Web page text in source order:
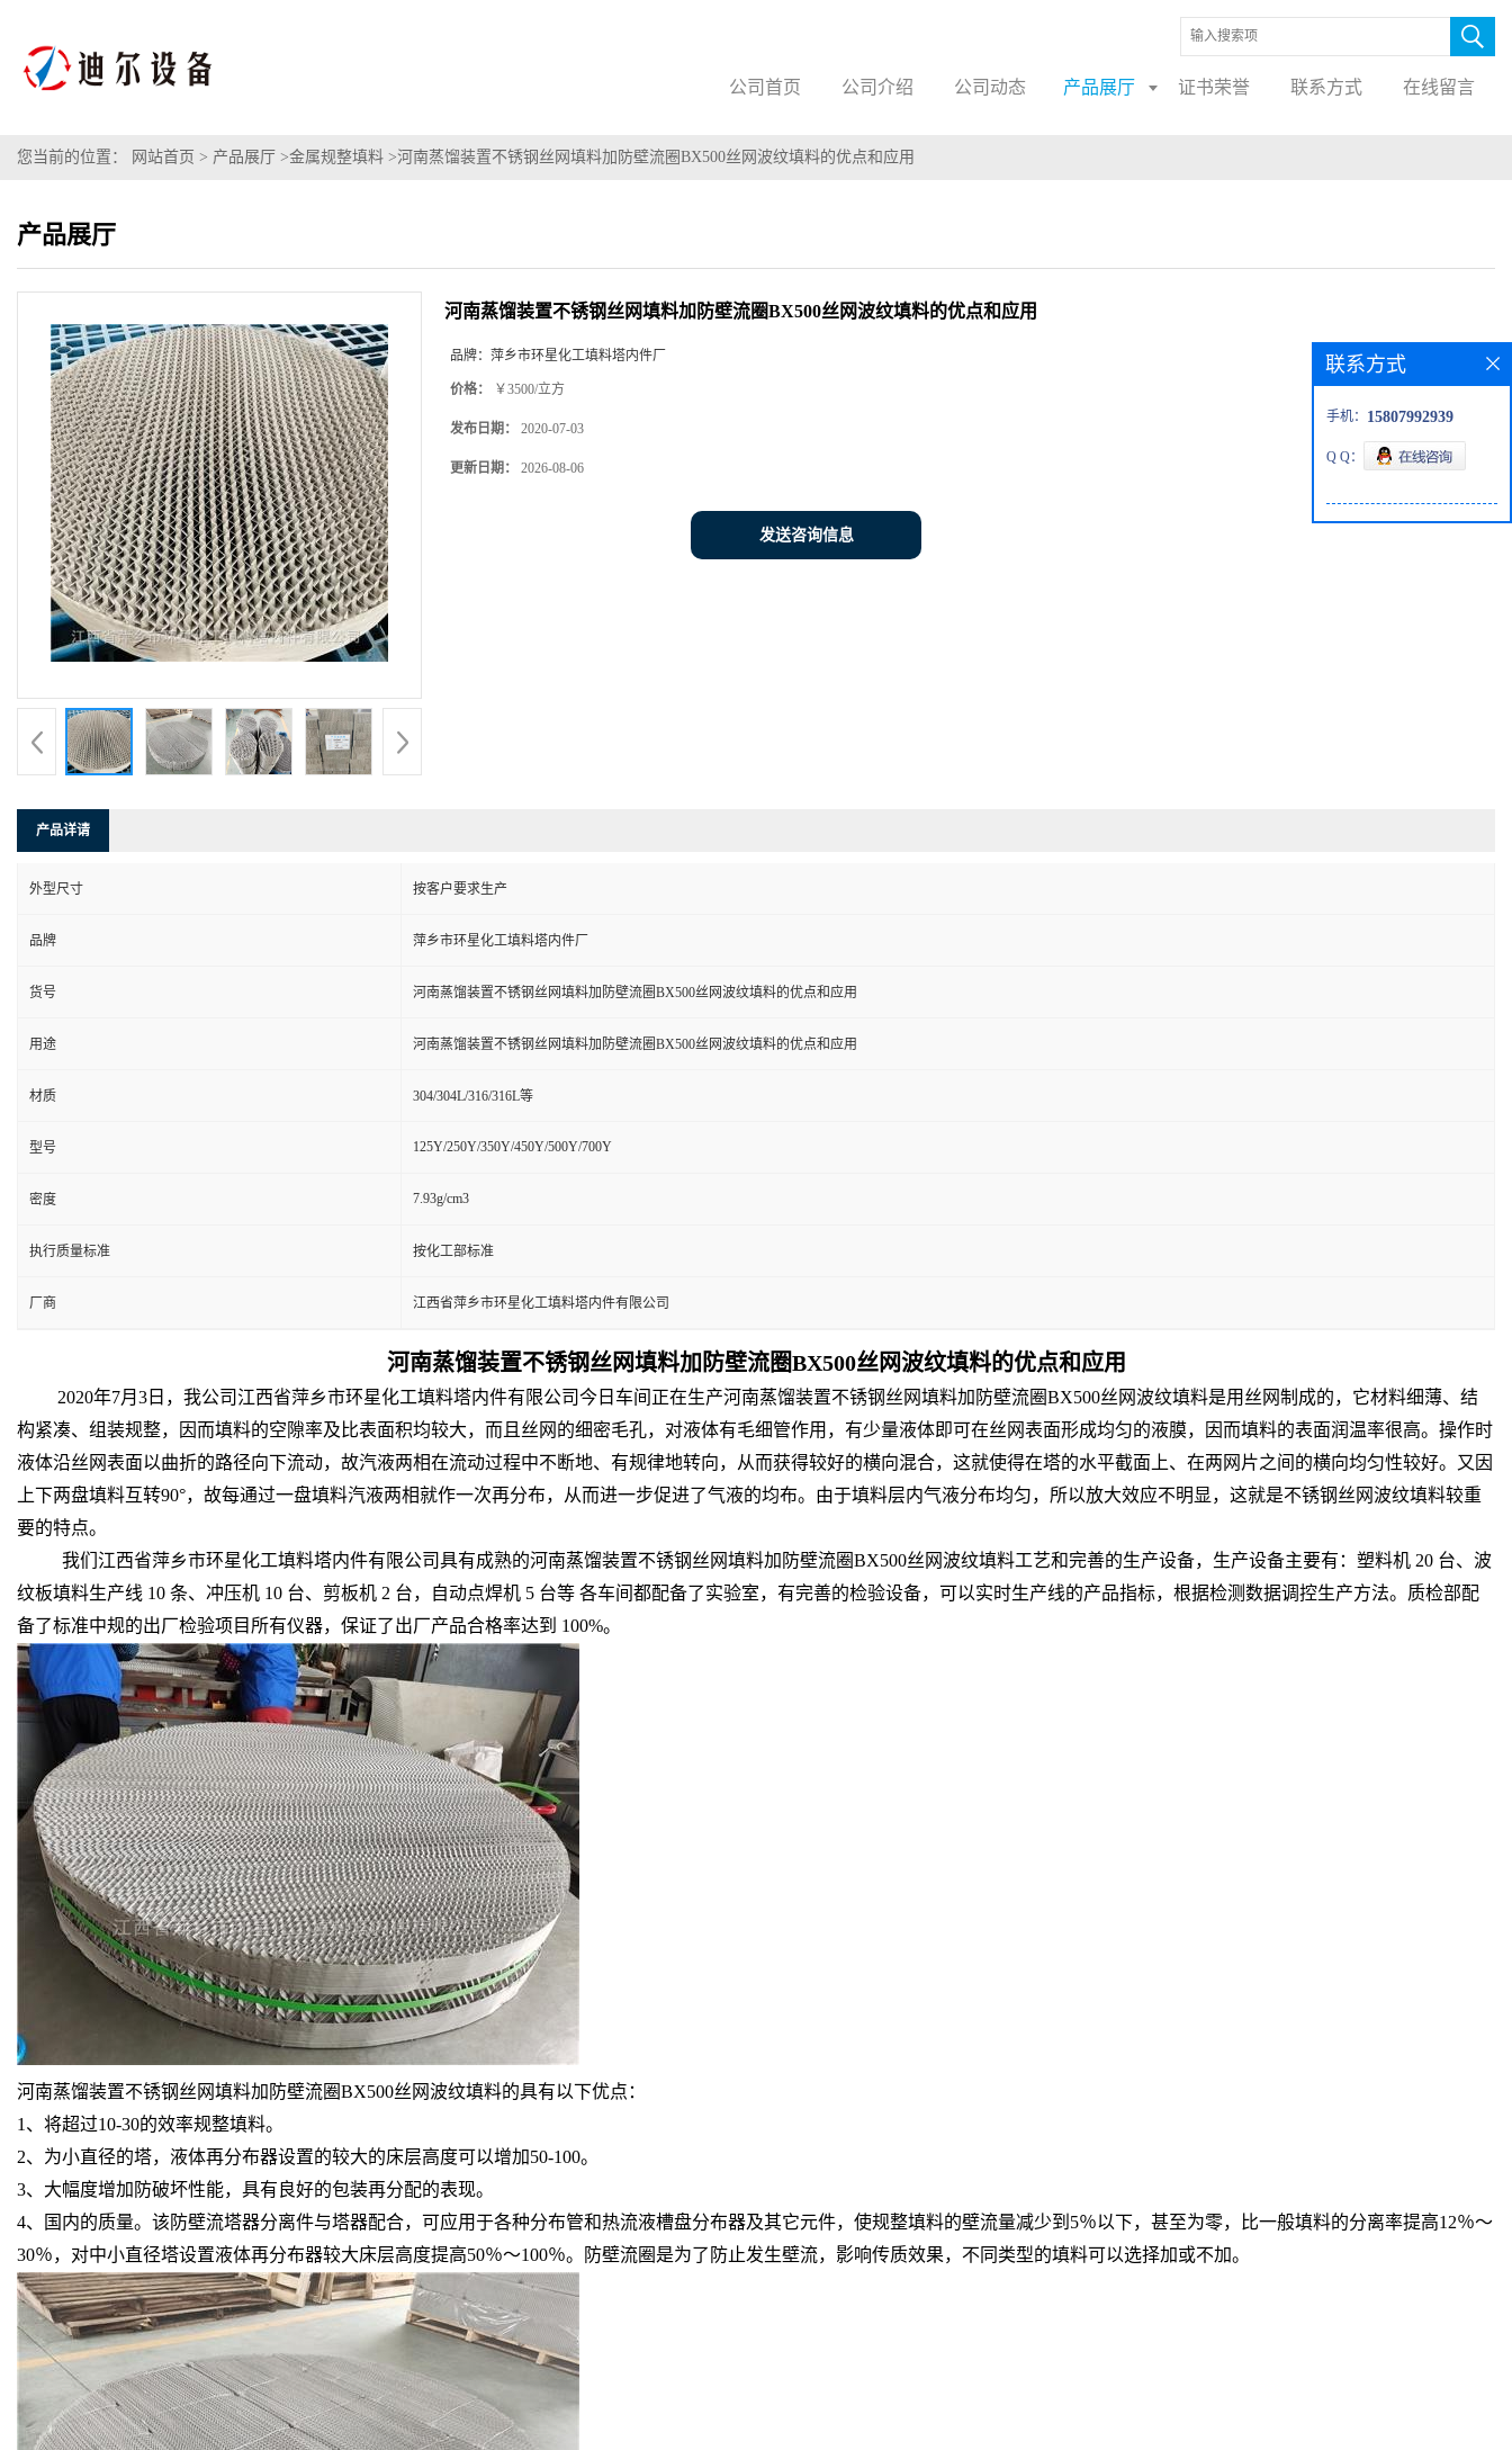
公司首页 公司介绍 公司动态 产品展厅 证书荣誉 联系方式 在线留言
您当前的位置： 网站首页 > 产品展厅 >金属规整填料 >河南蒸馏装置不锈钢丝网填料加防壁流圈BX500丝网波纹填料的优点和应用
产品展厅
河南蒸馏装置不锈钢丝网填料加防壁流圈BX500丝网波纹填料的优点和应用
品牌： 萍乡市环星化工填料塔内件厂
价格： ￥3500/立方
发布日期： 2020-07-03
更新日期： 2026-08-06
发送咨询信息
产品详请
外型尺寸 按客户要求生产
品牌 萍乡市环星化工填料塔内件厂
货号 河南蒸馏装置不锈钢丝网填料加防壁流圈BX500丝网波纹填料的优点和应用
用途 河南蒸馏装置不锈钢丝网填料加防壁流圈BX500丝网波纹填料的优点和应用
材质 304/304L/316/316L等
型号 125Y/250Y/350Y/450Y/500Y/700Y
密度 7.93g/cm3
执行质量标准 按化工部标准
厂商 江西省萍乡市环星化工填料塔内件有限公司
河南蒸馏装置不锈钢丝网填料加防壁流圈BX500丝网波纹填料的优点和应用
2020年7月3日，我公司江西省萍乡市环星化工填料塔内件有限公司今日车间正在生产河南蒸馏装置不锈钢丝网填料加防壁流圈BX500丝网波纹填料是用丝网制成的，它材料细薄、结
构紧凑、组装规整，因而填料的空隙率及比表面积均较大，而且丝网的细密毛孔，对液体有毛细管作用，有少量液体即可在丝网表面形成均匀的液膜，因而填料的表面润温率很高。操作时
液体沿丝网表面以曲折的路径向下流动，故汽液两相在流动过程中不断地、有规律地转向，从而获得较好的横向混合，这就使得在塔的水平截面上、在两网片之间的横向均匀性较好。又因
上下两盘填料互转90°，故每通过一盘填料汽液两相就作一次再分布，从而进一步促进了气液的均布。由于填料层内气液分布均匀，所以放大效应不明显，这就是不锈钢丝网波纹填料较重
要的特点。
我们江西省萍乡市环星化工填料塔内件有限公司具有成熟的河南蒸馏装置不锈钢丝网填料加防壁流圈BX500丝网波纹填料工艺和完善的生产设备，生产设备主要有：塑料机 20 台、波
纹板填料生产线 10 条、冲压机 10 台、剪板机 2 台，自动点焊机 5 台等 各车间都配备了实验室，有完善的检验设备，可以实时生产线的产品指标，根据检测数据调控生产方法。质检部配
备了标准中规的出厂检验项目所有仪器，保证了出厂产品合格率达到 100%。
河南蒸馏装置不锈钢丝网填料加防壁流圈BX500丝网波纹填料的具有以下优点：
1、将超过10-30的效率规整填料。
2、为小直径的塔，液体再分布器设置的较大的床层高度可以增加50-100。
3、大幅度增加防破坏性能，具有良好的包装再分配的表现。
4、国内的质量。该防壁流塔器分离件与塔器配合，可应用于各种分布管和热流液槽盘分布器及其它元件，使规整填料的壁流量减少到5％以下，甚至为零，比一般填料的分离率提高12％～
30％，对中小直径塔设置液体再分布器较大床层高度提高50％～100％。防壁流圈是为了防止发生壁流，影响传质效果，不同类型的填料可以选择加或不加。
联系方式
手机： 15807992939
Q Q：